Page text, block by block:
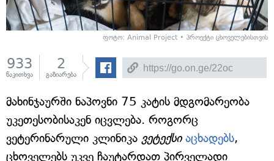
ფოტო: Animal Project • პროექტი ცხოველებისთვის
933
წაკითხვა
2
გაზიარება
მახინჯაურში ნაპოვნი 75 კატის მდგომარეობა
უკეთესობისაკენ იცვლება. როგორც
ვეტერინარული კლინიკა ვეტექსი აცხადებს,
ცხოველებს უკვე ჩაუტარდათ პირველადი